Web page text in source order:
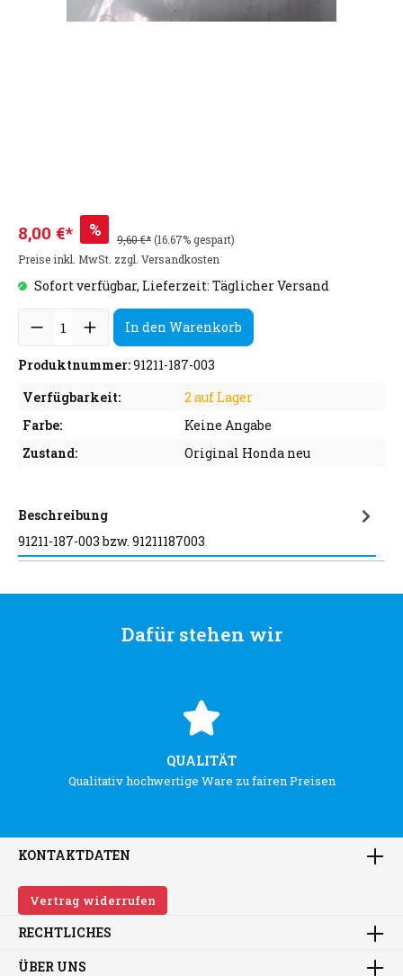
8,00 €* % 9,60 €*(16.67% gespart)
Preise inkl. MwSt. zzgl. Versandkosten
Sofort verfügbar, Lieferzeit: Täglicher Versand
In den Warenkorb
Produktnummer:91211-187-003
Verfügbarkeit:
2 auf Lager
Farbe:
Keine Angabe
Zustand:
Original Honda neu
Beschreibung
91211-187-003 bzw. 91211187003
Dafür stehen wir
QUALITÄT
Qualitativ hochwertige Ware zu fairen Preisen
KONTAKTDATEN
Vertrag widerrufen
RECHTLICHES
ÜBER UNS